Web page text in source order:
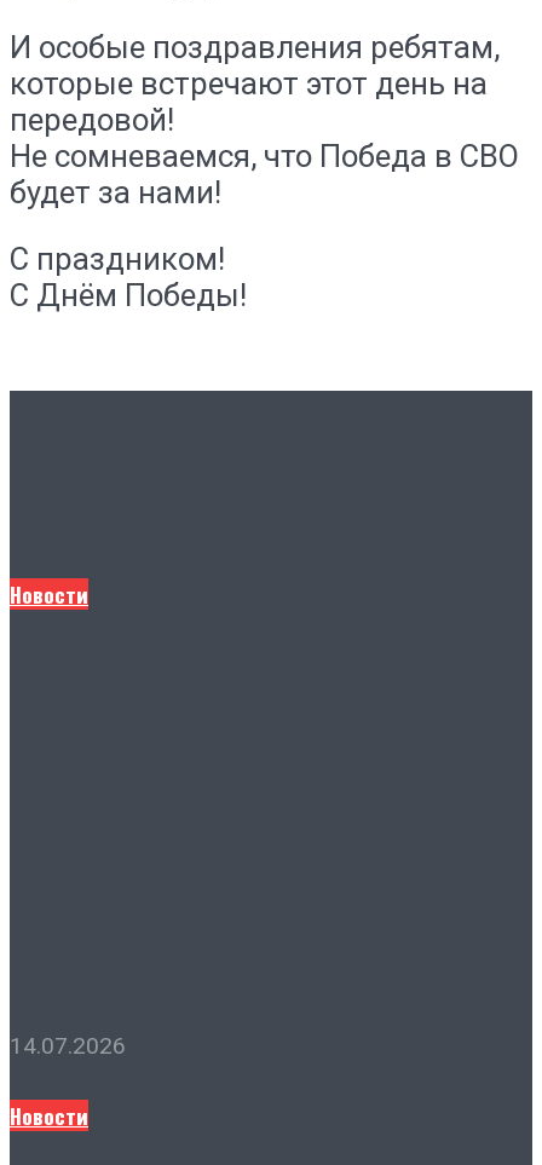
И особые поздравления ребятам,
которые встречают этот день на
передовой!
Не сомневаемся, что Победа в СВО
будет за нами!
С праздником!
С Днём Победы!
Новости
14.07.2026
Новости